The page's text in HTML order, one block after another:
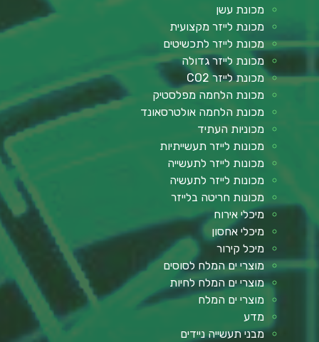
מכונת עשן
מכונת לייזר מקצועית
מכונת לייזר לתכשיטים
מכונת לייזר גדולה
מכונת לייזר CO2
מכונת הלחמה מפלסטיק
מכונת הלחמה אולטרסאונד
מכוניות העתיד
מכונות לייזר תעשייתיות
מכונות לייזר לתעשייה
מכונות לייזר לתעשיה
מכונות חריטה בלייזר
מיכלי אירוח
מיכלי אחסון
מיכל קירור
מוצרי ים המלח לסוסים
מוצרי ים המלח לחיות
מוצרי ים המלח
מדע
מבני תעשייה ניידים